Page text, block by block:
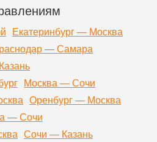
Екатеринбург — Москва
— Самара
Москва — Сочи
Оренбург — Москва
— Сочи
Сочи — Казань